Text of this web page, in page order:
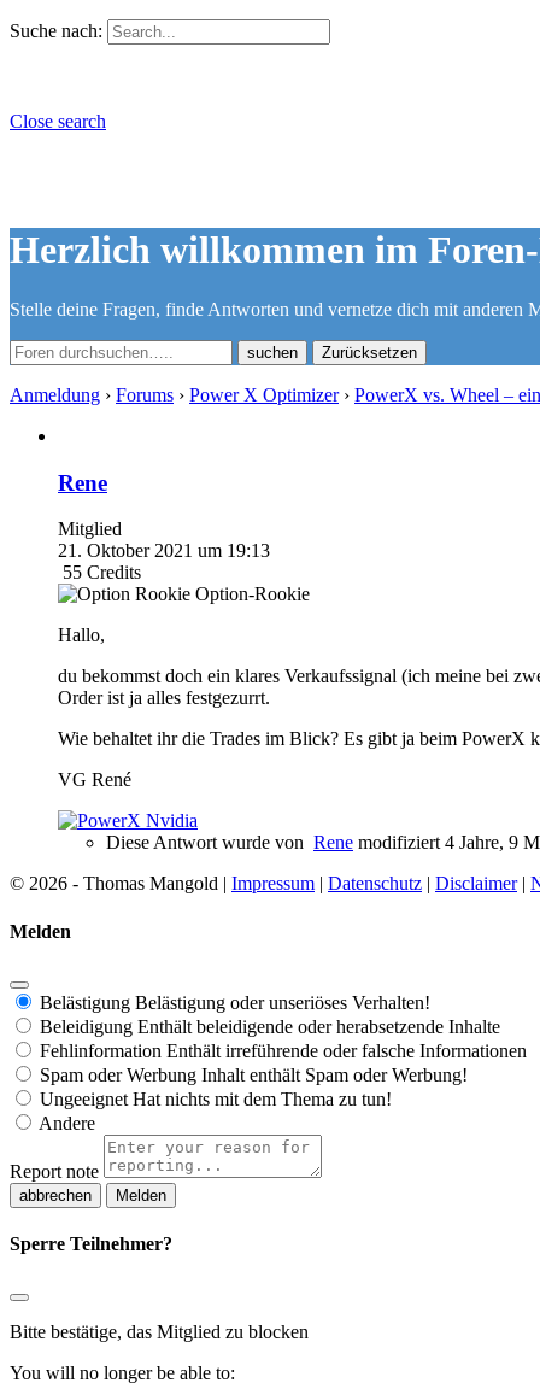
Suche nach:
Close search
Herzlich willkommen im
Stelle deine Fragen, finde Antworten und vernetze dich mit anderen
Zurücksetzen
Anmeldung › Forums › Power X Optimizer › PowerX vs. Wheel –
Rene
Mitglied
21. Oktober 2021 um 19:13
55 Credits
Option-Rookie
Hallo,
du bekommst doch ein klares Verkaufssignal (ich meine bei
Order ist ja alles festgezurrt.
Wie behaltet ihr die Trades im Blick? Es gibt ja beim PowerX
VG René
Diese Antwort wurde von Rene modifiziert 4 Jahre, 9
© 2026 - Thomas Mangold | Impressum | Datenschutz | Disclaimer|
Melden
Belästigung Belästigung oder unseriöses Verhalten!
Beleidigung Enthält beleidigende oder herabsetzende Inhalte
Fehlinformation Enthält irreführende oder falsche Informationen
Spam oder Werbung Inhalt enthält Spam oder Werbung!
Ungeeignet Hat nichts mit dem Thema zu tun!
Andere
Report note
Melden
Sperre Teilnehmer?
Bitte bestätige, das Mitglied zu blocken
You will no longer be able to: